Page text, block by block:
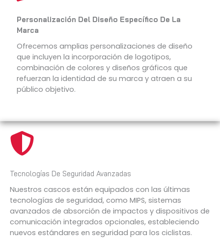
Personalización Del Diseño Específico De La
Marca
Ofrecemos amplias personalizaciones de diseño
que incluyen la incorporación de logotipos,
combinación de colores y diseños gráficos que
refuerzan la identidad de su marca y atraen a su
público objetivo.
Tecnologías De Seguridad Avanzadas
Nuestros cascos están equipados con las últimas
tecnologías de seguridad, como MIPS, sistemas
avanzados de absorción de impactos y dispositivos de
comunicación integrados opcionales, estableciendo
nuevos estándares en seguridad para los ciclistas.